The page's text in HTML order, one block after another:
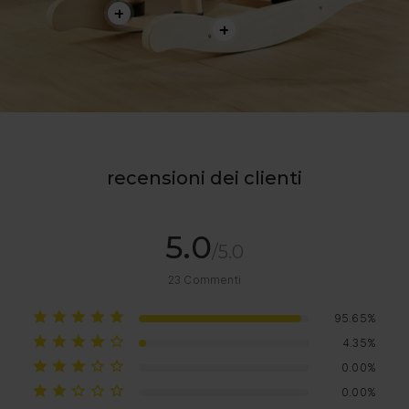
recensioni dei clienti
5.0/5.0
23 Commenti
95.65%
4.35%
0.00%
0.00%